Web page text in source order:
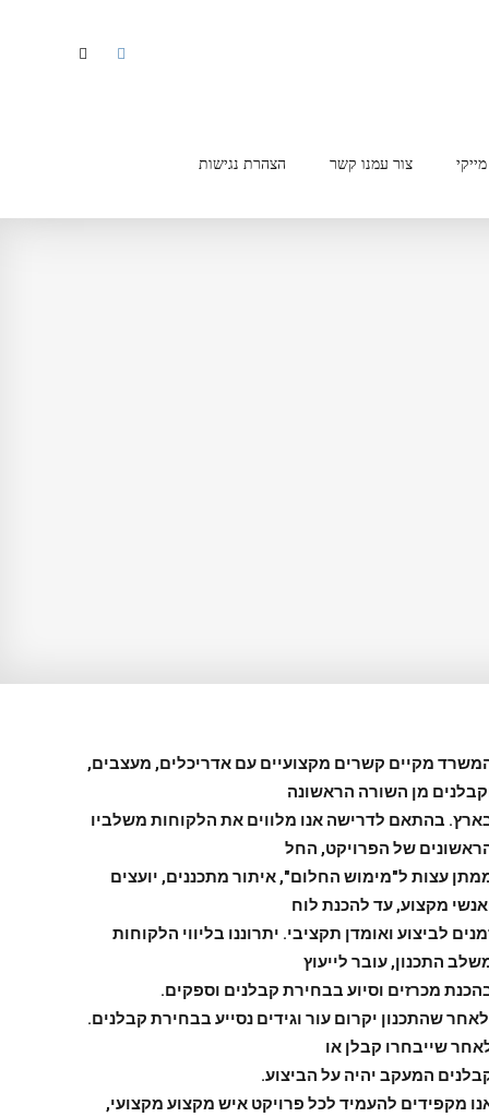
צור עמנו קשר הצהרת נגישות
מקיים קשרים מקצועיים עם אדריכלים, מעצבים,
מן השורה הראשונה
בהתאם לדרישה אנו מלווים את הלקוחות משלביו
של הפרויקט, החל
עצות ל"מימוש החלום", איתור מתכננים, יועצים
מקצוע, עד להכנת לוח
לביצוע ואומדן תקציבי. יתרוננו בליווי הלקוחות
התכנון, עובר לייעוץ
מכרזים וסיוע בבחירת קבלנים וספקים.
שהתכנון יקרום עור וגידים נסייע בבחירת קבלנים.
שייבחרו קבלן או
המעקב יהיה על הביצוע.
מקפידים להעמיד לכל פרויקט איש מקצוע מקצועי,